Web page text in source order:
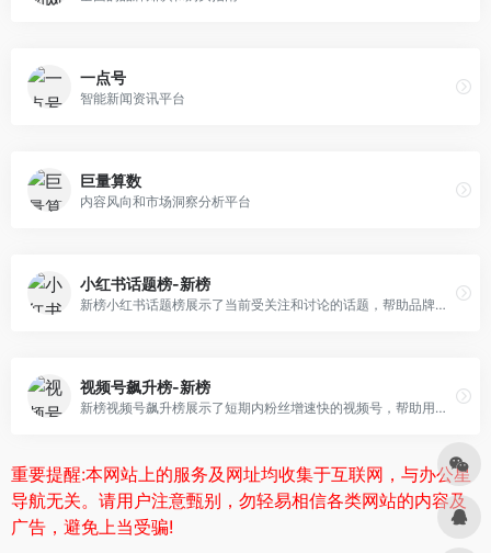
一点号
智能新闻资讯平台
巨量算数
内容风向和市场洞察分析平台
小红书话题榜-新榜
新榜小红书话题榜展示了当前受关注和讨论的话题，帮助品牌了解市场趋势，制定更有吸引力的内容营销策略。
视频号飙升榜-新榜
新榜视频号飙升榜展示了短期内粉丝增速快的视频号，帮助用户了解成功的增长策略和内容创作方向，提供实时更新的数据和深度分析。
重要提醒:本网站上的服务及网址均收集于互联网，与办公星
导航无关。请用户注意甄别，勿轻易相信各类网站的内容及
广告，避免上当受骗!